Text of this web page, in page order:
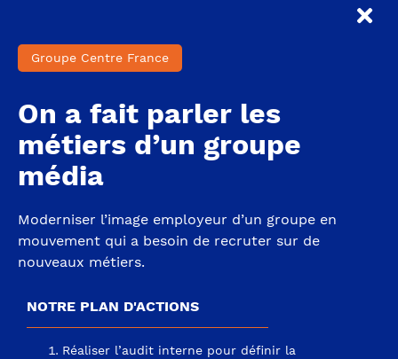
Groupe Centre France
On a fait parler les
métiers d’un groupe
média
Moderniser l’image employeur d’un groupe en
mouvement qui a besoin de recruter sur de
nouveaux métiers.
NOTRE PLAN D'ACTIONS
Réaliser l’audit interne pour définir la